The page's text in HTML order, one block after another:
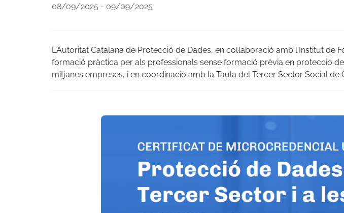
08/09/2025 - 09/09/2025
L'Autoritat Catalana de Protecció de Dades, en col·laboració amb l'Institut
formació pràctica per als professionals sense formació prèvia en protecció
mitjanes empreses, i en coordinació amb la Taula del Tercer Sector Social de